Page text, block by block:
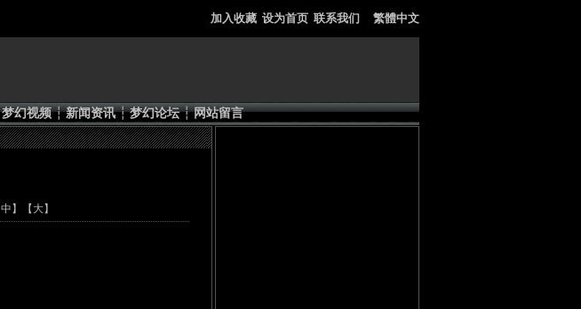
加入收藏 设为首页 联系我们 繁體中文
梦幻视频 ┆ 新闻资讯 ┆ 梦幻论坛 ┆ 网站留言
中 】【 大】